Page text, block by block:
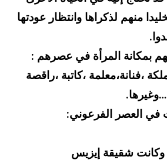
منهم لذكراها وانتظار عودتها
بمكانة المرأة في عصرهم :
،فنانة،معلمة ،كاتبة ،راقصة
في العصر الفرعوني:
وكانت شقيقة إيزيس